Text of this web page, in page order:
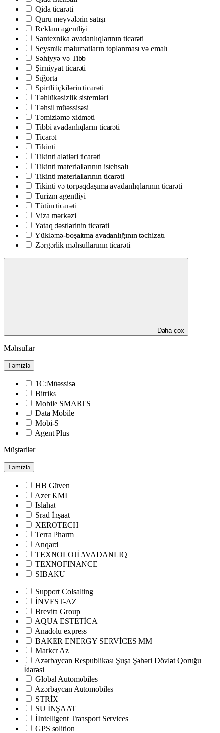
Qida ticarəti
Quru meyvələrin satışı
Reklam agentliyi
Santexnika avadanlıqlarının ticarəti
Seysmik məlumatların toplanması və emalı
Səhiyyə və Tibb
Şirniyyat ticarəti
Sığorta
Spirtli içkilərin ticarəti
Təhlükəsizlik sistemləri
Təhsil müəssisəsi
Təmizləmə xidməti
Tibbi avadanlıqların ticarəti
Ticarət
Tikinti
Tikinti alətləri ticarəti
Tikinti materiallarının istehsalı
Tikinti materiallarının ticarəti
Tikinti və torpaqdaşıma avadanlıqlarının ticarəti
Turizm agentliyi
Tütün ticarəti
Viza mərkəzi
Yataq dəstlərinin ticarəti
Yükləmə-boşaltma avadanlığının təchizatı
Zərgərlik məhsullarının ticarəti
Daha çox
Məhsullar
Təmizlə
1C:Müəssisə
Bitriks
Mobile SMARTS
Data Mobile
Mobi-S
Agent Plus
Müştərilər
Təmizlə
HB Güven
Azer KMI
Islahat
Srad İnşaat
XEROTECH
Terra Pharm
Anqard
TEXNOLOJİ AVADANLIQ
TEXNOFINANCE
SIBAKU
Support Colsalting
İNVEST-AZ
Brevita Group
AQUA ESTETİCA
Anadolu express
BAKER ENERGY SERVİCES MM
Marker Az
Azərbaycan Respublikası Şuşa Şəhəri Dövlət Qoruğu
İdarəsi
Global Automobiles
Azərbaycan Automobiles
STRİX
SU İNŞAAT
İIntelligent Transport Services
GPS solition